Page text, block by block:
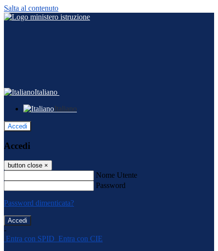
Salta al contenuto
Italiano
Italiano
Accedi
Accedi
button close ×
Nome Utente
Password
Password dimenticata?
-
Entra con SPID Entra con CIE